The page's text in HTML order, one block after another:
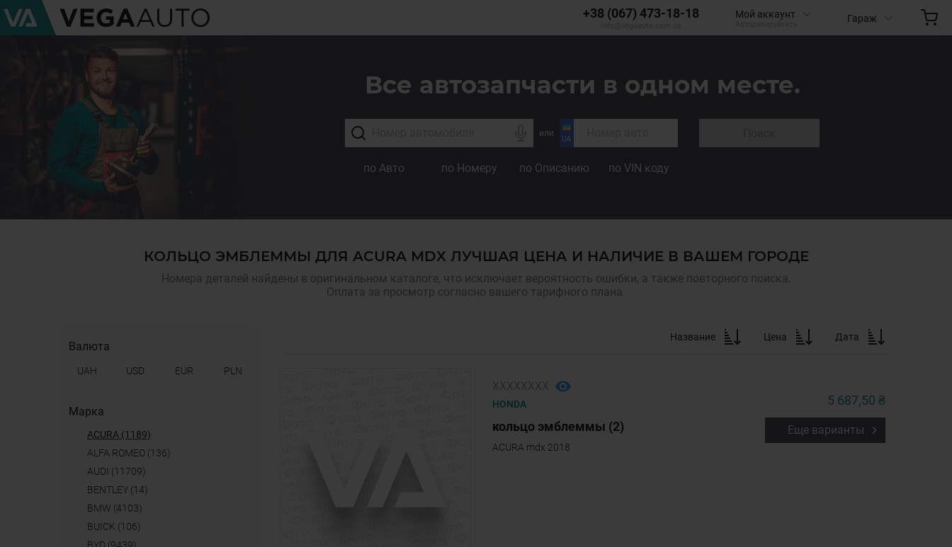
+38 (067) 473-18-18 Мой аккаунт Гараж
Все автозапчасти в одном месте.
или
по Авто по Номеру по Описанию по VIN коду
КОЛЬЦО ЭМБЛЕММЫ ДЛЯ ACURA MDX ЛУЧШАЯ ЦЕНА И НАЛИЧИЕ В ВАШЕМ ГОРОДЕ
Номера деталей найдены в оригинальном каталоге, что исключает вероятность ошибки, а также повторного поиска.
Оплата за просмотр согласно вашего тарифного плана.
Валюта
UAH USD EUR PLN
Марка
ACURA (1189)
ALFA ROMEO (136)
AUDI (11709)
BENTLEY (14)
BMW (4103)
BUICK (106)
Название Цена Дата
HONDA
кольцо эмблеммы (2)
ACURA mdx 2018
5 687,50 ₴
Еще варианты